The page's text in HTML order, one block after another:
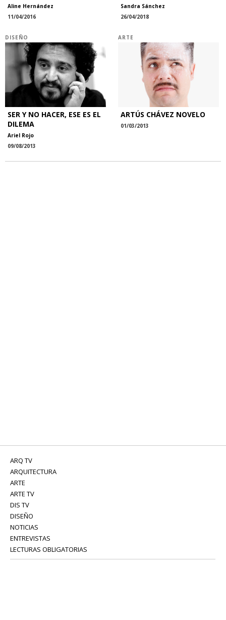
Aline Hernández
11/04/2016
Sandra Sánchez
26/04/2018
DISEÑO
SER Y NO HACER, ESE ES EL
DILEMA
Ariel Rojo
09/08/2013
ARTE
ARTÚS CHÁVEZ NOVELO
01/03/2013
ARQ TV
ARQUITECTURA
ARTE
ARTE TV
DIS TV
DISEÑO
NOTICIAS
ENTREVISTAS
LECTURAS OBLIGATORIAS